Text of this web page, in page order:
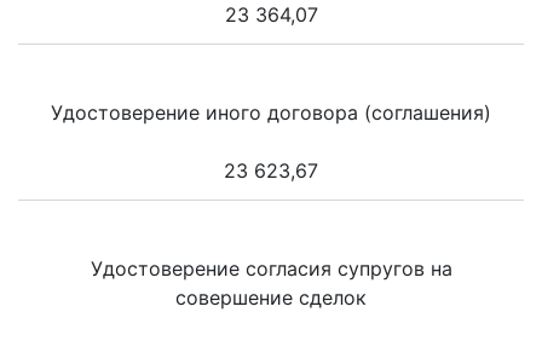
23 364,07
Удостоверение иного договора (соглашения)
23 623,67
Удостоверение согласия супругов на
совершение сделок